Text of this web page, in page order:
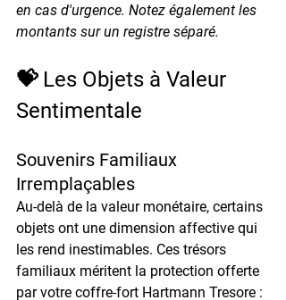
en cas d'urgence. Notez également les
montants sur un registre séparé.
💝 Les Objets à Valeur
Sentimentale
Souvenirs Familiaux
Irremplaçables
Au-delà de la valeur monétaire, certains
objets ont une dimension affective qui
les rend inestimables. Ces trésors
familiaux méritent la protection offerte
par votre coffre-fort Hartmann Tresore :